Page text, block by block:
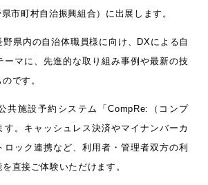
市町村自治振興組合）に出展します。
野県内の自治体職員様に向け、DXによる自
ーマに、先進的な取り組み事例や最新の技
です。
共施設予約システム「CompRe:（コンプ
す。キャッシュレス決済やマイナンバーカ
ロック連携など、利用者・管理者双方の利
直接ご体験いただけます。